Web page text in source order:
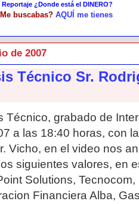
Reportaje ¿Donde está el DINERO?
buscabas?AQUÍ me tienes
de 2007
Técnico Sr.
Técnico, grabado de
a las 18:40 horas, con
Vicho, en el video nos
siguientes valores, en
Solutions,
Financiera Alba,